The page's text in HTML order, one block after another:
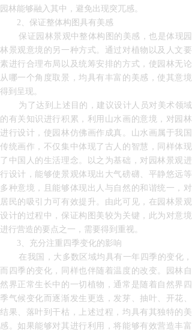
园林能够融入其中，避免出现突兀感。
2、保证整体构图具有美感
保证园林景观中整体构图的美感，也是体现园
林景观意境的另一种方式。通过对植物以及人文要
素进行合理布局以及统筹安排的方式，使园林无论
从哪一个角度取景，均具有丰富的美感，使其意境
得到呈现。
为了达到上述目的，建议设计人员对美术领域
的有关知识进行积累，利用山水画的意境，对园林
进行设计，使园林仿佛画作成真。山水画属于我国
传统画作，不仅集中体现了古人的智慧，同样体现
了中国人的生活理念。以之为基础，对园林景观进
行设计，能够使景观体现出大气磅礴、平静悠远等
多种意境，且能够体现出人与自然的和谐统一，对
居民的吸引力可有效提升。由此可见，在园林景观
设计的过程中，保证构图美较为关键，此为对意境
进行营造的要点之一，需要得到重视。
3、充分注重四季变化的影响
在我国，大多数区域均具有一年四季的变化，
而四季的变化，同样也伴随着温度的改变。园林自
然界正常生长中的一切植物，通常是随着自然界四
季气候变化而逐渐发生更迭，发芽、抽叶、开花、
结果、落叶到干枯，上述过程，均具有其独特的美
感。如果能够对其进行利用，将能够有效营造丰富